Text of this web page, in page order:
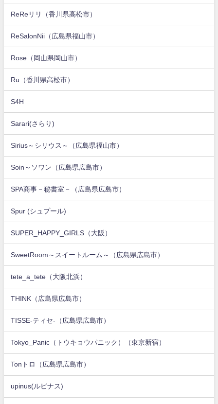
ReReリリ（香川県高松市）
ReSalonNii（広島県福山市）
Rose（岡山県岡山市）
Ru（香川県高松市）
S4H
Sarari(さらり)
Sirius～シリウス～（広島県福山市）
Soin～ソワン（広島県広島市）
SPA商事－秘書室－（広島県広島市）
Spur (シュプール)
SUPER_HAPPY_GIRLS（大阪）
SweetRoom～スイートルーム～（広島県広島市）
tete_a_tete（大阪北浜）
THINK（広島県広島市）
TISSE-ティセ-（広島県広島市）
Tokyo_Panic（トウキョウパニック）（東京新宿）
Tonトロ（広島県広島市）
upinus(ルピナス)